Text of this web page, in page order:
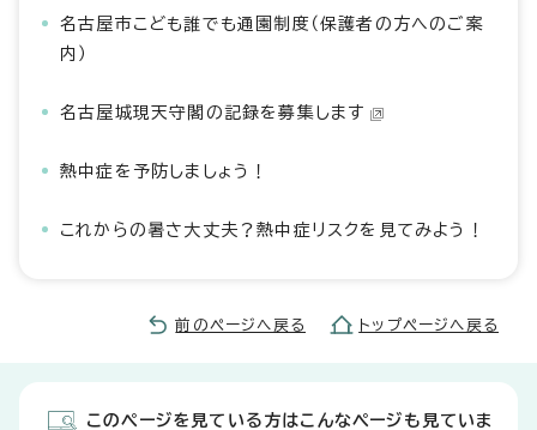
名古屋市こども誰でも通園制度（保護者の方へのご案
内）
名古屋城現天守閣の記録を募集します
熱中症を予防しましょう！
これからの暑さ大丈夫？熱中症リスクを見てみよう！
前のページへ戻る トップページへ戻る
このページを見ている方はこんなページも見ていま